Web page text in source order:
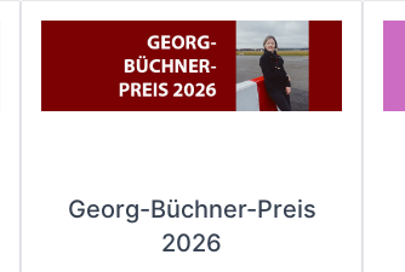
Georg-Büchner-Preis
2026